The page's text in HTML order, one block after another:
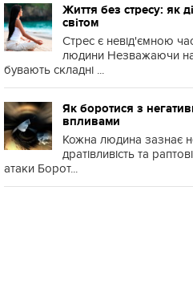
Життя без стресу: як
світом
Стрес є невід'ємною
людини Незважаючи
бувають складні ...
Як боротися з
впливами
Кожна людина зазнає
дратівливість та
атаки Борот...